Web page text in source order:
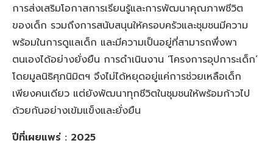
การส่งเสริมโอกาสการเรียนรู้และการพัฒนาคุณภาพชีวิต
ของเด็ก รวมถึงการสนับสนุนให้ครอบครัวและชุมชนมีความ
พร้อมในการดูแลเด็ก และมีความเป็นอยู่ที่สามารถพึ่งพา
ตนเองได้อย่างยั่งยืน การดำเนินงาน ‘โครงการอุปการะเด็ก’
โดยมูลนิธิศุภนิมิตฯ จึงไม่ได้หยุดอยู่แค่การช่วยเหลือเด็ก
เพียงคนเดียว แต่ยังพัฒนาทุกชีวิตในชุมชนให้พร้อมก้าวไป
ด้วยกันอย่างเข้มแข็งและยั่งยืน
ปีที่เผยแพร่ : 2025